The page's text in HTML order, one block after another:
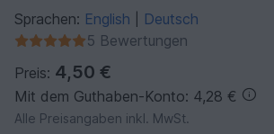
Sprachen: English
Deutsch
5 Bewertungen
Preis: 4,50 €
Mit dem Guthaben-Konto: 4,28 €
Alle Preisangaben inkl. MwSt.